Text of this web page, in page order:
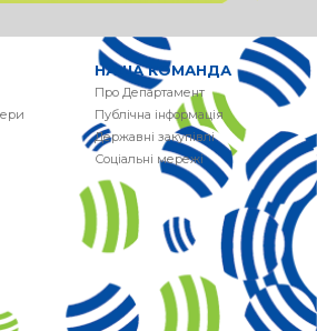
НАША КОМАНДА
Про Департамент
Публічна інформація
Державні закупівлі
Соціальні мережі